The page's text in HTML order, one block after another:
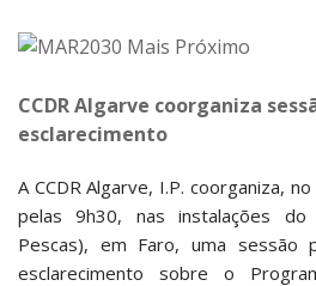
CCDR Algarve coorganiza
esclarecimento
A CCDR Algarve, I.P. coorganiza,
pelas 9h30, nas instalações do
Pescas), em Faro, uma sessão
esclarecimento sobre o